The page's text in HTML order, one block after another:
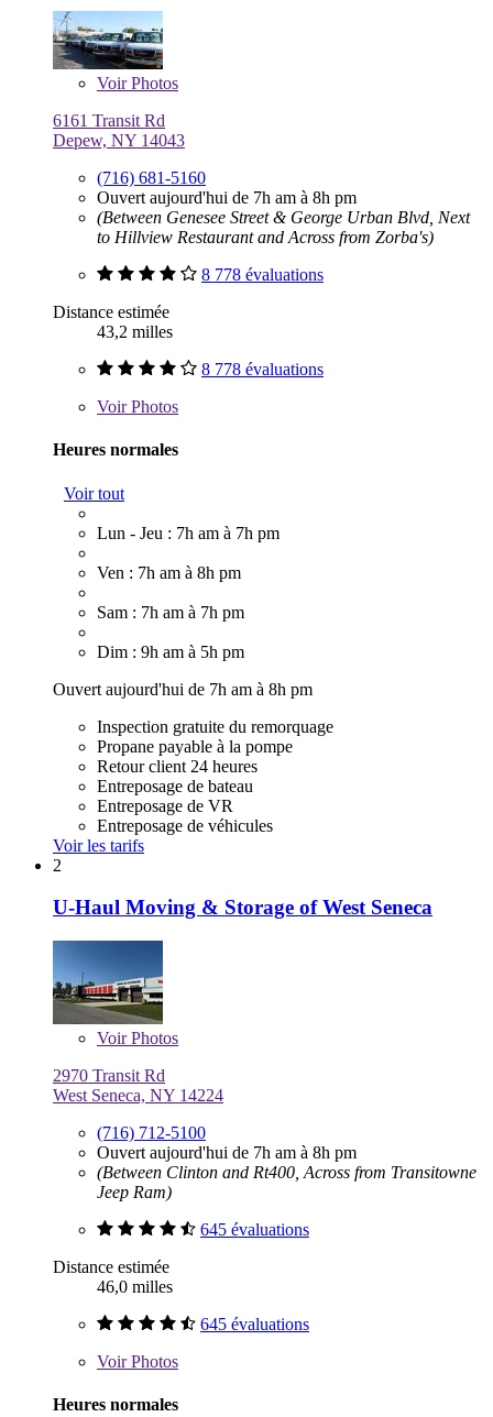
VoirPhotos
6161 Transit Rd
Depew, NY 14043
(716) 681-5160
Ouvert aujourd'hui de 7h am à 8h pm
(Between Genesee Street & George Urban Blvd, Next
to Hillview Restaurant and Across from Zorba's)
8 778 évaluations
Distance estimée
43,2 milles
8 778 évaluations
VoirPhotos
Heures normales
Voir tout
Lun - Jeu : 7h am à 7h pm
Ven : 7h am à 8h pm
Sam : 7h am à 7h pm
Dim : 9h am à 5h pm
Ouvert aujourd'hui de 7h am à 8h pm
Inspection gratuite du remorquage
Propane payable à la pompe
Retour client 24 heures
Entreposage de bateau
Entreposage de VR
Entreposage de véhicules
Voir les tarifs
2
U-Haul Moving & Storage of West Seneca
VoirPhotos
2970 Transit Rd
West Seneca, NY 14224
(716) 712-5100
Ouvert aujourd'hui de 7h am à 8h pm
(Between Clinton and Rt400, Across from Transitowne
Jeep Ram)
645 évaluations
Distance estimée
46,0 milles
645 évaluations
VoirPhotos
Heures normales